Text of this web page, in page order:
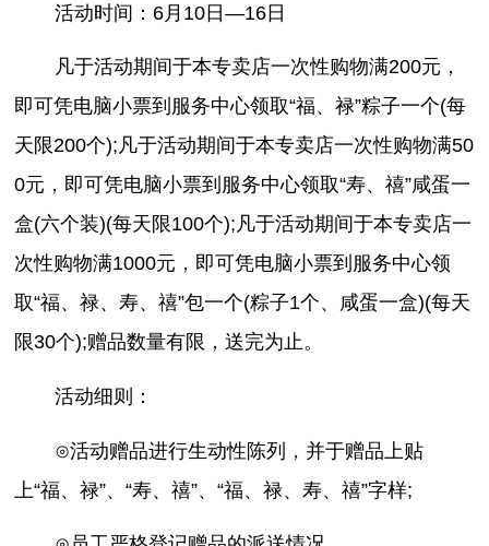
活动时间：6月10日—16日
凡于活动期间于本专卖店一次性购物满200元，
即可凭电脑小票到服务中心领取“福、禄”粽子一个(每
天限200个);凡于活动期间于本专卖店一次性购物满50
0元，即可凭电脑小票到服务中心领取“寿、禧”咸蛋一
盒(六个装)(每天限100个);凡于活动期间于本专卖店一
次性购物满1000元，即可凭电脑小票到服务中心领
取“福、禄、寿、禧”包一个(粽子1个、咸蛋一盒)(每天
限30个);赠品数量有限，送完为止。
活动细则：
⊙活动赠品进行生动性陈列，并于赠品上贴
上“福、禄”、“寿、禧”、“福、禄、寿、禧”字样;